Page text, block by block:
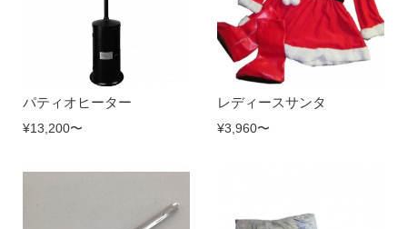
パティオヒーター
¥13,200〜
レディースサンタ
¥3,960〜